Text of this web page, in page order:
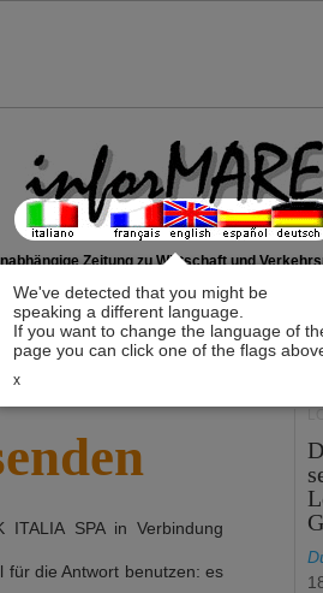
We've detected that you might be
speaking a different language.
If you want to change the language of
page you can click one of the flags
x
Zeitung zu Wirtschaft und
ITALIA SPAin Verbindung
für die Antwort benutzen: es